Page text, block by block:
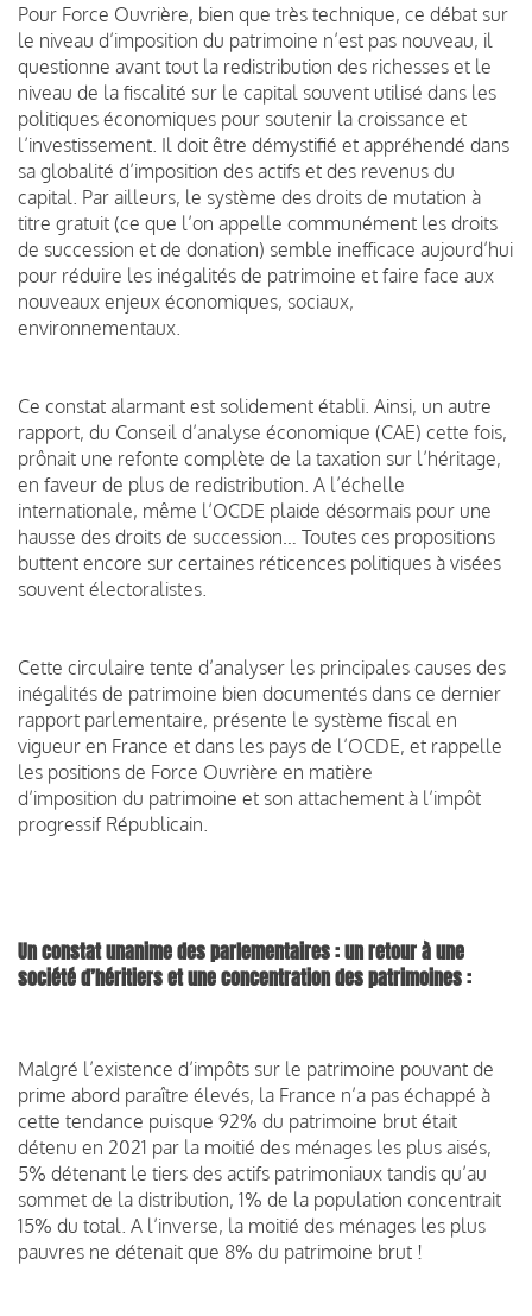
Pour Force Ouvrière, bien que très technique, ce débat sur
le niveau d’imposition du patrimoine n’est pas nouveau, il
questionne avant tout la redistribution des richesses et le
niveau de la fiscalité sur le capital souvent utilisé dans les
politiques économiques pour soutenir la croissance et
l’investissement. Il doit être démystifié et appréhendé dans
sa globalité d’imposition des actifs et des revenus du
capital. Par ailleurs, le système des droits de mutation à
titre gratuit (ce que l’on appelle communément les droits
de succession et de donation) semble inefficace aujourd’hui
pour réduire les inégalités de patrimoine et faire face aux
nouveaux enjeux économiques, sociaux,
environnementaux.
Ce constat alarmant est solidement établi. Ainsi, un autre
rapport, du Conseil d’analyse économique (CAE) cette fois,
prônait une refonte complète de la taxation sur l’héritage,
en faveur de plus de redistribution. A l’échelle
internationale, même l’OCDE plaide désormais pour une
hausse des droits de succession… Toutes ces propositions
buttent encore sur certaines réticences politiques à visées
souvent électoralistes.
Cette circulaire tente d’analyser les principales causes des
inégalités de patrimoine bien documentés dans ce dernier
rapport parlementaire, présente le système fiscal en
vigueur en France et dans les pays de l’OCDE, et rappelle
les positions de Force Ouvrière en matière
d’imposition du patrimoine et son attachement à l’impôt
progressif Républicain.
Un constat unanime des parlementaires : un retour à une
société d’héritiers et une concentration des patrimoines :
Malgré l’existence d’impôts sur le patrimoine pouvant de
prime abord paraître élevés, la France n’a pas échappé à
cette tendance puisque 92% du patrimoine brut était
détenu en 2021 par la moitié des ménages les plus aisés,
5% détenant le tiers des actifs patrimoniaux tandis qu’au
sommet de la distribution, 1% de la population concentrait
15% du total. A l’inverse, la moitié des ménages les plus
pauvres ne détenait que 8% du patrimoine brut !